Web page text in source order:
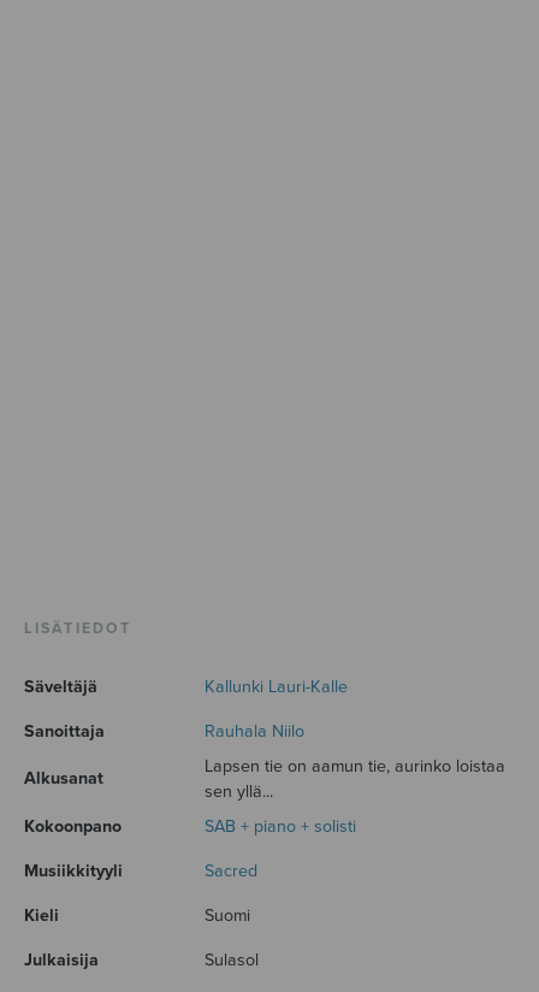
LISÄTIEDOT
Säveltäjä Kallunki Lauri-Kalle
Sanoittaja Rauhala Niilo
Alkusanat
Lapsen tie on aamun tie, aurinko loistaa
sen yllä...
Kokoonpano
SAB + piano + solisti
Musiikkityyli Sacred
Kieli Suomi
Julkaisija Sulasol